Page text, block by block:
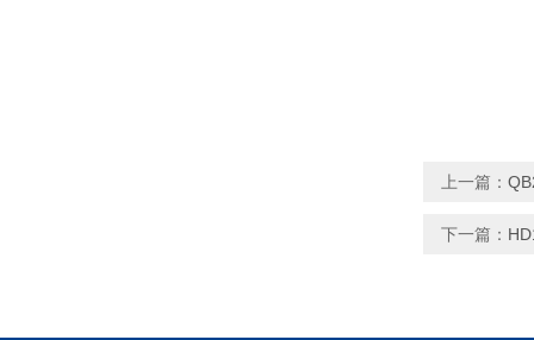
上一篇：
下一篇：